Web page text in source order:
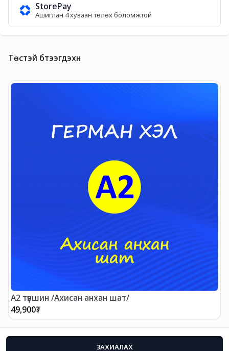
ЗАХИАЛАХ
StorePay
Ашиглан 4 хуваан төлөх боломжтой
Төстэй бүтээгдэхүүн
А2 түвшин /Ахисан анхан шат/
49,900₮